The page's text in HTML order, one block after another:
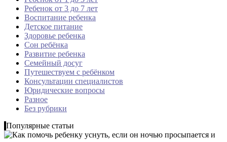
Ребенок от 3 до 7 лет
Воспитание ребенка
Детское питание
Здоровье ребенка
Сон ребёнка
Развитие ребенка
Семейный досуг
Путешествуем с ребёнком
Консультации специалистов
Юридические вопросы
Разное
Без рубрики
Популярные статьи